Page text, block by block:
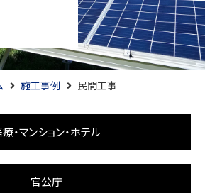
施工事例 民間工事
・マンション・ホテル
官公庁